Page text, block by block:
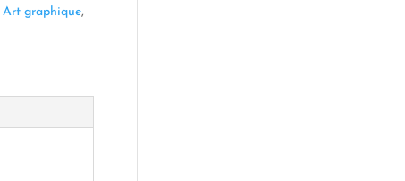
Art graphique,